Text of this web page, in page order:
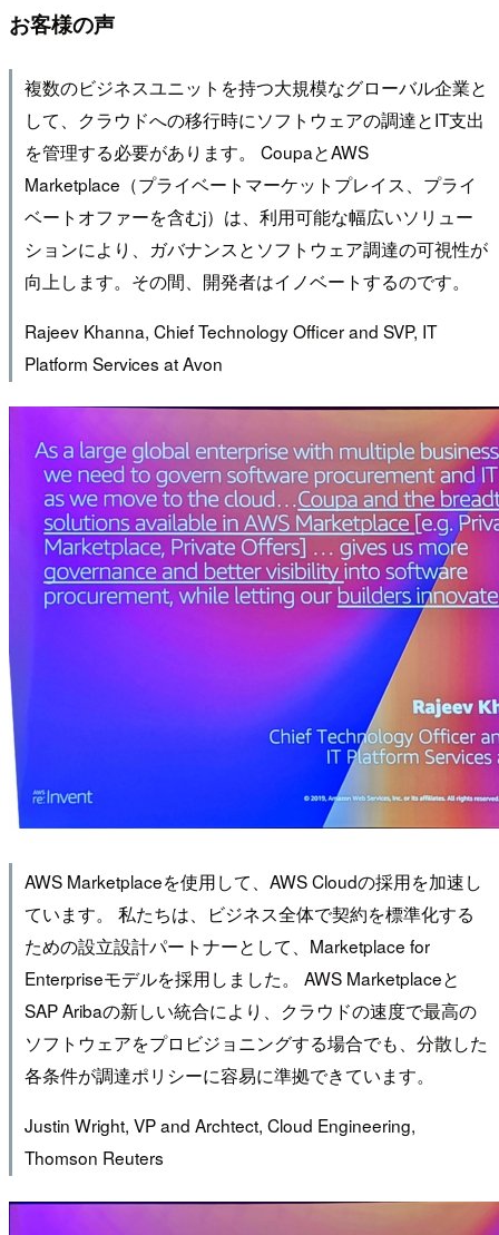
お客様の声
複数のビジネスユニットを持つ大規模なグローバル企業と
して、クラウドへの移行時にソフトウェアの調達とIT支出
を管理する必要があります。 CoupaとAWS
Marketplace（プライベートマーケットプレイス、プライ
ベートオファーを含むj）は、利用可能な幅広いソリュー
ションにより、ガバナンスとソフトウェア調達の可視性が
向上します。その間、開発者はイノベートするのです。
Rajeev Khanna, Chief Technology Officer and SVP, IT
Platform Services at Avon
AWS Marketplaceを使用して、AWS Cloudの採用を加速し
ています。 私たちは、ビジネス全体で契約を標準化する
ための設立設計パートナーとして、Marketplace for
Enterpriseモデルを採用しました。 AWS Marketplaceと
SAP Aribaの新しい統合により、クラウドの速度で最高の
ソフトウェアをプロビジョニングする場合でも、分散した
各条件が調達ポリシーに容易に準拠できています。
Justin Wright, VP and Archtect, Cloud Engineering,
Thomson Reuters